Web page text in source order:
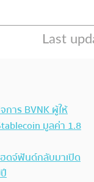
การ BVNK ผู้ให้
มูลค่า 1.8
ดจ์ฟันด์กลับมาเปิด